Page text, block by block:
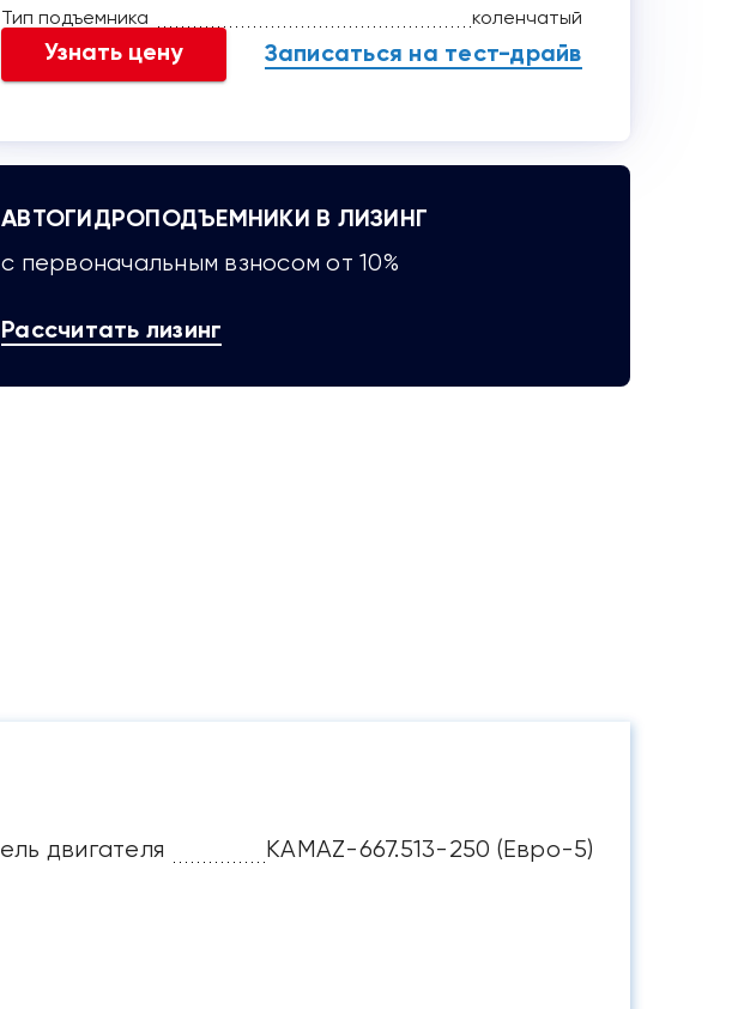
Тип подъемника
коленчатый
Узнать цену Записаться на тест-драйв
АВТОГИДРОПОДЪЕМ­НИКИ В ЛИЗИНГ
с первоначальным взносом от 10%
Рассчитать лизинг
двигателя KАМАZ-667.513-250 (Евро-5)